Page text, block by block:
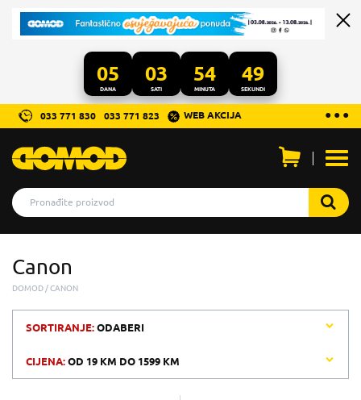
05
DANA
03
SATI
54
MINUTA
49
SEKUNDI
...
● ● ●
033 771 830 033 771 823 WEB AKCIJA
Canon
DOMOD CANON
SORTIRANJE:ODABERI
CIJENA:OD 19 KM DO 1599 KM